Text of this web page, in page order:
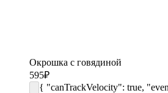
Окрошка с говядиной
595₽
{ "canTrackVelocity": true,